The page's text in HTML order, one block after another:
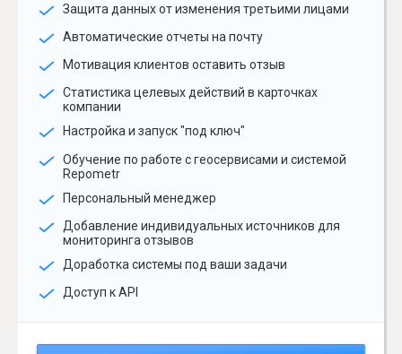
Защита данных от изменения третьими лицами
Автоматические отчеты на почту
Мотивация клиентов оставить отзыв
Статистика целевых действий в карточках
компании
Настройка и запуск "под ключ"
Обучение по работе с геосервисами и системой
Repometr
Персональный менеджер
Добавление индивидуальных источников для
мониторинга отзывов
Доработка системы под ваши задачи
Доступ к API